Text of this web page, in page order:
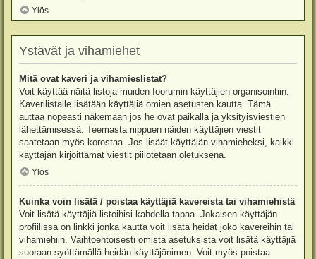
Ylös
Ystävät ja vihamiehet
Mitä ovat kaveri ja vihamieslistat?
Voit käyttää näitä listoja muiden foorumin käyttäjien organisointiin.
Kaverilistalle lisätään käyttäjiä omien asetusten kautta. Tämä
auttaa nopeasti näkemään jos he ovat paikalla ja yksityisviestien
lähettämisessä. Teemasta riippuen näiden käyttäjien viestit
saatetaan myös korostaa. Jos lisäät käyttäjän vihamieheksi, kaikki
käyttäjän kirjoittamat viestit piilotetaan oletuksena.
Ylös
Kuinka voin lisätä / poistaa käyttäjiä kavereista tai vihamiehistä
Voit lisätä käyttäjiä listoihisi kahdella tapaa. Jokaisen käyttäjän
profiilissa on linkki jonka kautta voit lisätä heidät joko kavereihin tai
vihamiehiin. Vaihtoehtoisesti omista asetuksista voit lisätä käyttäjiä
suoraan syöttämällä heidän käyttäjänimen. Voit myös poistaa